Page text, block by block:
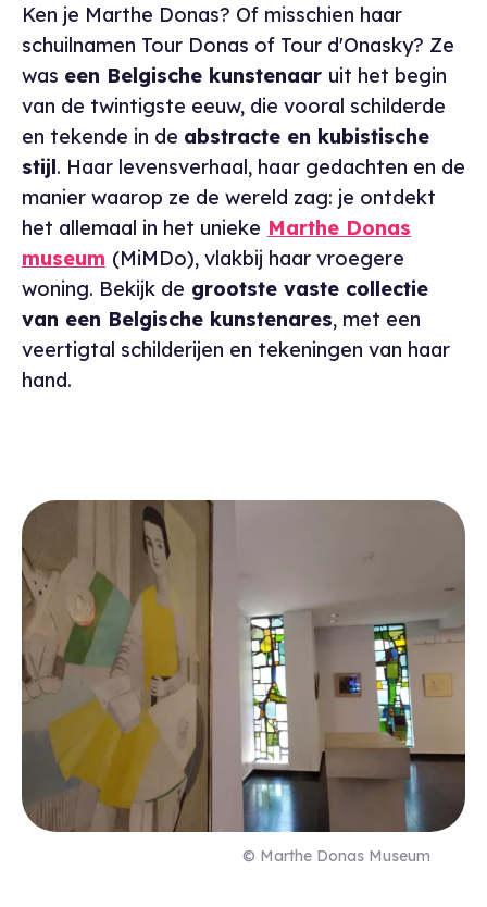
Ken je Marthe Donas? Of misschien haar
schuilnamen Tour Donas of Tour d'Onasky? Ze
was een Belgische kunstenaar uit het begin
van de twintigste eeuw, die vooral schilderde
en tekende in de abstracte en kubistische
stijl. Haar levensverhaal, haar gedachten en de
manier waarop ze de wereld zag: je ontdekt
het allemaal in het unieke Marthe Donas
museum (MiMDo), vlakbij haar vroegere
woning. Bekijk de grootste vaste collectie
van een Belgische kunstenares, met een
veertigtal schilderijen en tekeningen van haar
hand.
© Marthe Donas Museum